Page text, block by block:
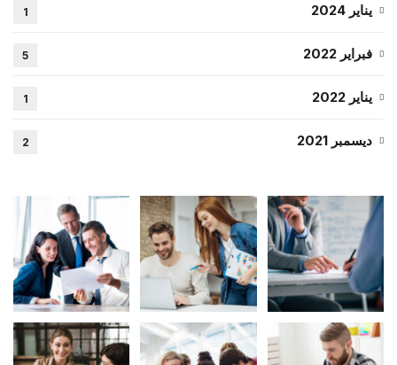
يناير 2024 1
فبراير 2022 5
يناير 2022 1
ديسمبر 2021 2